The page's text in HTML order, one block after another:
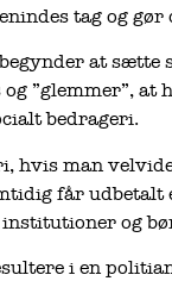
tag og gør
at sætte
”glemmer”, at
bedrageri.
hvis man
får udbetalt
og
i en